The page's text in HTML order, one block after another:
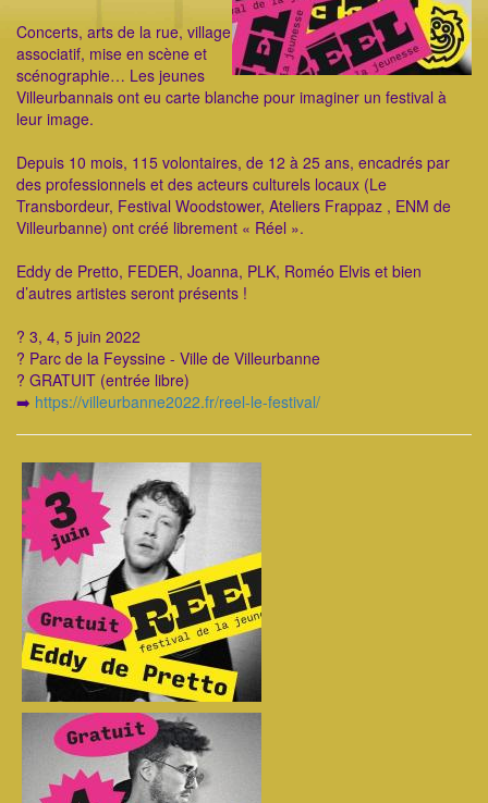
Concerts, arts de la rue, village
associatif, mise en scène et
scénographie… Les jeunes
Villeurbannais ont eu carte blanche pour imaginer un festival à
leur image.
Depuis 10 mois, 115 volontaires, de 12 à 25 ans, encadrés par
des professionnels et des acteurs culturels locaux (Le
Transbordeur, Festival Woodstower, Ateliers Frappaz , ENM de
Villeurbanne) ont créé librement « Réel ».
Eddy de Pretto, FEDER, Joanna, PLK, Roméo Elvis et bien
d’autres artistes seront présents !
? 3, 4, 5 juin 2022
? Parc de la Feyssine - Ville de Villeurbanne
? GRATUIT (entrée libre)
➡️ https://villeurbanne2022.fr/reel-le-festival/